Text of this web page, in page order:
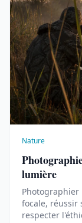
Nature
lumière
Photographier
focale, réussir
respecter